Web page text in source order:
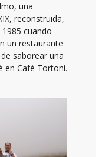
una
reconstruida,
cuando
un restaurante
saborear una
en Café Tortoni.